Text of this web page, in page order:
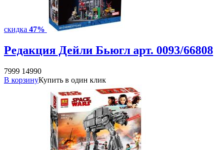
скидка 47%
Редакция Дейли Бьюгл арт. 0093/66808
7999 14990
В корзинуКупить в один клик